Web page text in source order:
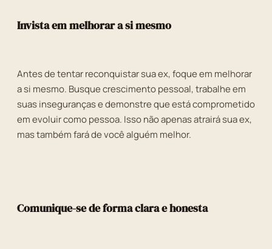
Invista em melhorar a si mesmo
Antes de tentar reconquistar sua ex, foque em melhorar
a si mesmo. Busque crescimento pessoal, trabalhe em
suas inseguranças e demonstre que está comprometido
em evoluir como pessoa. Isso não apenas atrairá sua ex,
mas também fará de você alguém melhor.
Comunique-se de forma clara e honesta